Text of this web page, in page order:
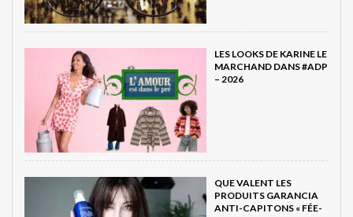
LES LOOKS DE KARINE LE
MARCHAND DANS #ADP
– 2026
QUE VALENT LES
PRODUITS GARANCIA
ANTI-CAPITONS « FÉE-